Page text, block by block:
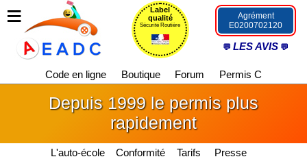
Label
qualité
Sécurité Routière
Agrément
E0200702120
LES AVIS
Code en ligne Boutique Forum Permis C
Depuis 1999 le permis plus
rapidement
L'auto-école Conformité Tarifs Presse